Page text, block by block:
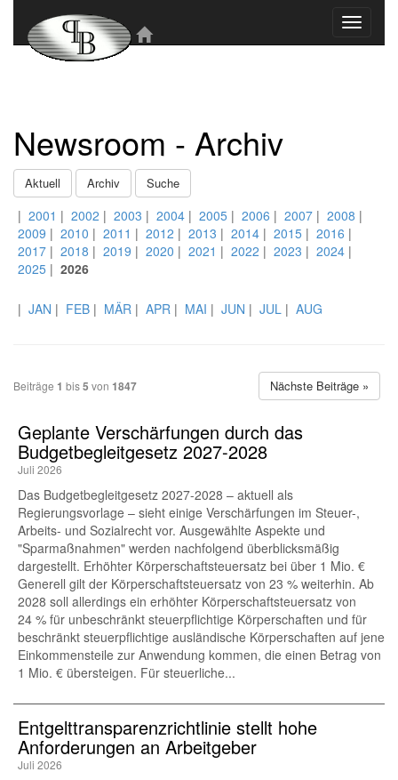
Toggle
Newsroom - Archiv
Aktuell Archiv Suche
| 2001 | 2002 | 2003 | 2004 | 2005 | 2006 | 2007 | 2008 |
2009 | 2010 | 2011 | 2012 | 2013 | 2014 | 2015 | 2016 |
2017 | 2018 | 2019 | 2020 | 2021 | 2022 | 2023 | 2024 |
2025 | 2026
| JAN | FEB | MÄR | APR | MAI | JUN | JUL | AUG
Beiträge 1 bis5 von 1847 Nächste Beiträge »
Geplante Verschärfungen durch das
Budgetbegleitgesetz 2027-2028
Juli 2026
Das Budgetbegleitgesetz 2027-2028 – aktuell als
Regierungsvorlage – sieht einige Verschärfungen im Steuer-,
Arbeits- und Sozialrecht vor. Ausgewählte Aspekte und
"Sparmaßnahmen" werden nachfolgend überblicksmäßig
dargestellt. Erhöhter Körperschaftsteuersatz bei über 1 Mio. €
Generell gilt der Körperschaftsteuersatz von 23 % weiterhin. Ab
2028 soll allerdings ein erhöhter Körperschaftsteuersatz von
24 % für unbeschränkt steuerpflichtige Körperschaften und für
beschränkt steuerpflichtige ausländische Körperschaften auf jene
Einkommensteile zur Anwendung kommen, die einen Betrag von
1 Mio. € übersteigen. Für steuerliche...
Entgelttransparenz​­richtlinie stellt hohe
Anforderungen an Arbeitgeber
Juli 2026